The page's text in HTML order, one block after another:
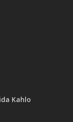
Kahlo